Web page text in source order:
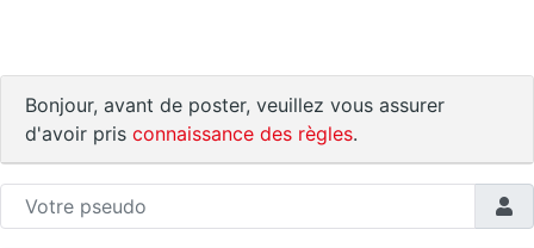
Bonjour, avant de poster, veuillez vous assurer
d'avoir pris connaissance des règles.